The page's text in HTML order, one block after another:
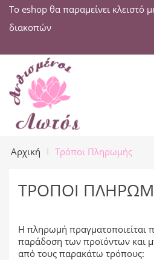
Το eshop θα παραμείνει κλειστό
διακοπών
Αρχική Τρόποι Πληρωμής
ΤΡΌΠΟΙ
Η πληρωμή πραγματοποιείται
παράδοση των προϊόντων και
από τους παρακάτω τρόπους: